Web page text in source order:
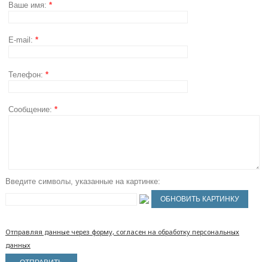
Ваше имя: *
E-mail: *
Телефон: *
Сообщение: *
Введите символы, указанные на картинке:
Отправляя данные через форму, согласен на обработку персональных
данных